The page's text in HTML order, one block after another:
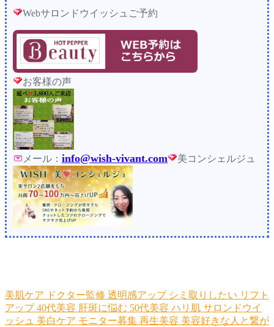
Webサロンドウイッシュご予約
お客様の声
メール： info@wish-vivant.com 美コンシェルジュ
美肌ケア ドクター監修 透明感アップシミ取りしたい リフト
アップ40代美容 肝斑に悩む 50代美容 ハリ肌 サロンドウイ
ッシュ 美白ケア モニター募集 再生美容 美容好きな人と繋が